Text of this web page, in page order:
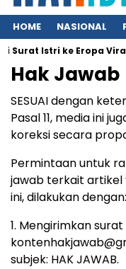
HOME NASIONAL
Surat Istri ke Eropa Viral
Hak Jawab
SESUAI dengan
Pasal 11, media ini
koreksi secara
Permintaan untuk
jawab terkait artikel
ini, dilakukan dengan:
1. Mengirimkan
subjek: HAK JAWAB.